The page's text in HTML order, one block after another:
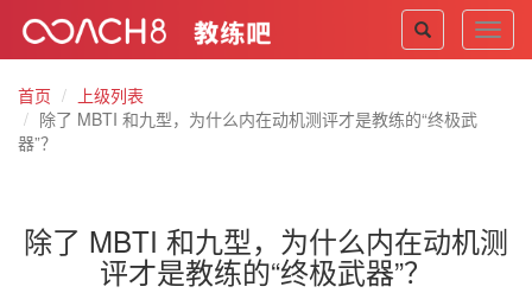
首页
上级列表
除了 MBTI 和九型，为什么内在动机测评才是教练的“终极武
器”？
除了 MBTI 和九型，为什么内在动机测
评才是教练的“终极武器”？